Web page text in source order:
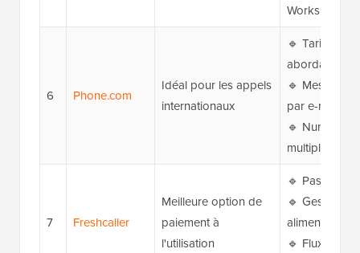
Workspace
6 Phone.com
Idéal pour les appels
internationaux
🔹 Tarifs
abordables
🔹
par e-mail
🔹 Numéros
multiples
7 Freshcaller
Meilleure option de
paiement à
l'utilisation
🔹 Pas de
🔹 Gestion
alimentée
🔹 Flux